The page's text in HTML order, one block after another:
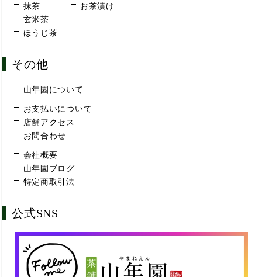
抹茶
玄米茶
ほうじ茶
お茶漬け
その他
山年園について
お支払いについて
店舗アクセス
お問合わせ
会社概要
山年園ブログ
特定商取引法
公式SNS